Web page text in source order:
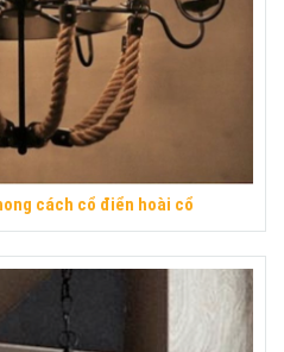
cách cổ điển hoài cổ